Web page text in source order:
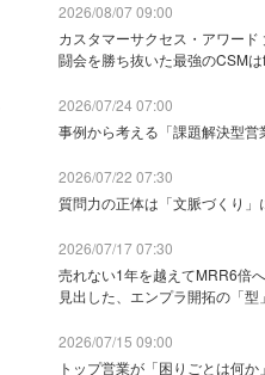
2026/08/07 09:00
カスタマーサクセス・アワー
闘会を勝ち抜いた最強のCSM
2026/07/24 07:00
事例から考える「課題解決型営
2026/07/22 07:30
質問力の正体は「文脈づくり」
2026/07/17 07:30
売れない1年を越えてMRR6倍
見出した、エンプラ開拓の「
2026/07/15 09:00
トップ営業が「困りごとは何